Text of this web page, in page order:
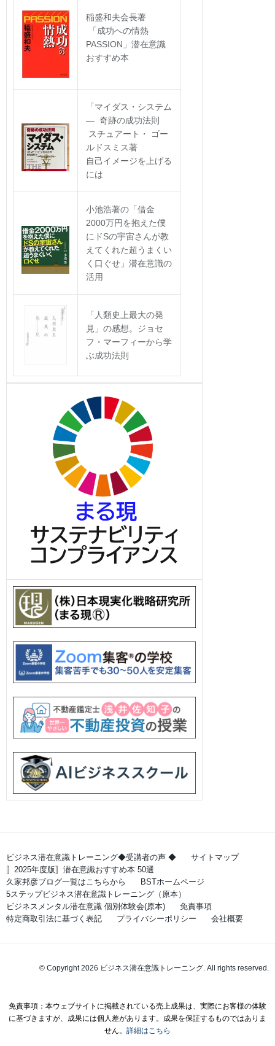
稲盛和夫会長著
「成功への情熱
PASSION」潜在意識
おすすめ本
「マイダス・システム
― 奇跡の成功法則
スチュアート・ ゴー
ルドスミス著
自己イメージを上げる
には
小池浩著の「借金
2000万円を抱えた僕
にドSの宇宙さんが教
えてくれた超うまくい
く口ぐせ」潜在意識の
活用
「人類史上最大の発
見」の感想。ジョセ
フ・マーフィーから学
ぶ成功法則
ビジネス潜在意識トレーニング◆受講者の声 ◆
サイトマップ
〚2025年度版〛潜在意識おすすめ本 50選
久家邦彦ブログ一覧はこちらから
BSTホームページ
5ステップビジネス潜在意識トレーニング（原本）
ビジネスメンタル潜在意識 個別体験会(原本)
免責事項
特定商取引法に基づく表記
プライバシーポリシー 会社概要
© Copyright 2026 ビジネス潜在意識トレーニング. All rights reserved.
免責事項：本ウェブサイトに掲載されている売上成果は、実際にお客様の体験
に基づきますが、成果には個人差があります。成果を保証するものではありま
せん。 詳細はこちら